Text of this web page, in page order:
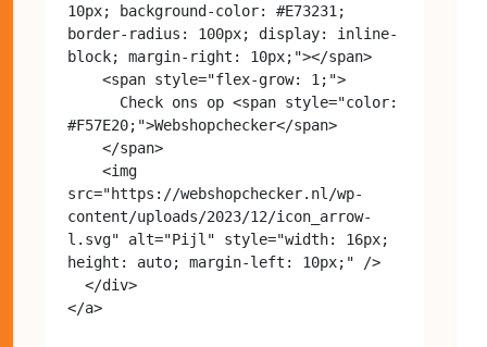
10px; background-color: #E73231;
border-radius: 100px; display: inline-
block; margin-right: 10px;"></span>
#F57E20;">Webshopchecker</span>
src="https://webshopchecker.nl/wp-
content/uploads/2023/12/icon_arrow-
l.svg" alt="Pijl" style="width: 16px;
height: auto; margin-left: 10px;" />